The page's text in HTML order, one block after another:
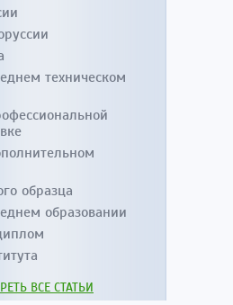
техническом
образца
образовании
ВСЕ СТАТЬИ